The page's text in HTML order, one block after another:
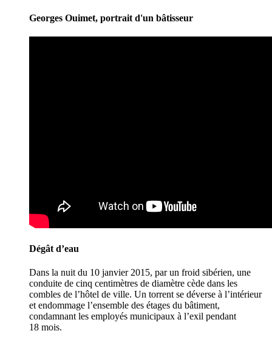
Georges Ouimet, portrait d'un bâtisseur
Dégât d’eau
Dans la nuit du 10 janvier 2015, par un froid sibérien, une
conduite de cinq centimètres de diamètre cède dans les
combles de l’hôtel de ville. Un torrent se déverse à l’intérieur
et endommage l’ensemble des étages du bâtiment,
condamnant les employés municipaux à l’exil pendant
18 mois.